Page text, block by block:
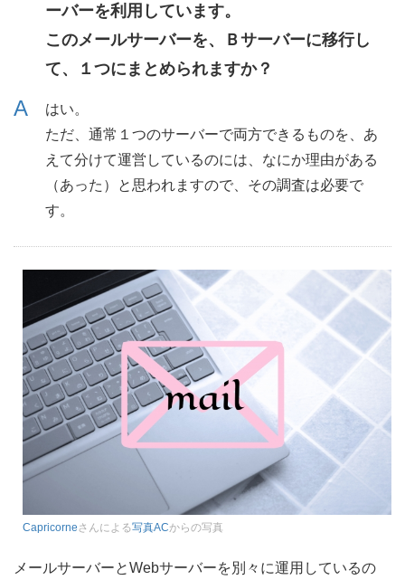
ーバーを利用しています。
このメールサーバーを、Ｂサーバーに移行し
て、１つにまとめられますか？
はい。
ただ、通常１つのサーバーで両方できるものを、あ
えて分けて運営しているのには、なにか理由がある
（あった）と思われますので、その調査は必要で
す。
Capricorneさんによる写真ACからの写真
メールサーバーとWebサーバーを別々に運用しているの